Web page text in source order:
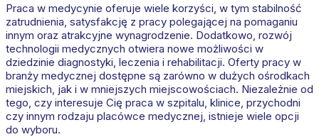
Praca w medycynie oferuje wiele korzyści, w tym stabilność
zatrudnienia, satysfakcję z pracy polegającej na pomaganiu
innym oraz atrakcyjne wynagrodzenie. Dodatkowo, rozwój
technologii medycznych otwiera nowe możliwości w
dziedzinie diagnostyki, leczenia i rehabilitacji. Oferty pracy w
branży medycznej dostępne są zarówno w dużych ośrodkach
miejskich, jak i w mniejszych miejscowościach. Niezależnie od
tego, czy interesuje Cię praca w szpitalu, klinice, przychodni
czy innym rodzaju placówce medycznej, istnieje wiele opcji
do wyboru.